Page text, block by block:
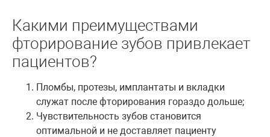
Какими преимуществами
фторирование зубов привлекает
пациентов?
Пломбы, протезы, имплантаты и вкладки
служат после фторирования гораздо дольше;
Чувствительность зубов становится
оптимальной и не доставляет пациенту